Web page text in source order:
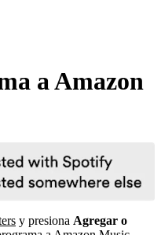
a Amazon
y presiona Agregar o